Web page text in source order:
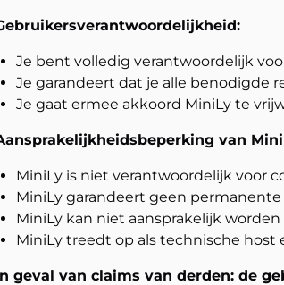
Je bent volledig verantwoordelijk
Je garandeert dat je alle benodigde
Je gaat ermee akkoord MiniLy te
van
MiniLy is niet verantwoordelijk voor
MiniLy garandeert geen
MiniLy kan niet aansprakelijk
MiniLy treedt op als technische
geval van claims van derden: de